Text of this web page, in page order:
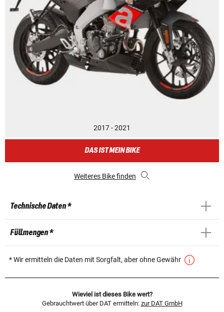
2017 - 2021
DAS IST MEIN BIKE
Weiteres Bike finden
Technische Daten *
Füllmengen *
* Wir ermitteln die Daten mit Sorgfalt, aber ohne Gewähr
Wieviel ist dieses Bike wert?
Gebrauchtwert über DAT ermitteln: zur DAT GmbH